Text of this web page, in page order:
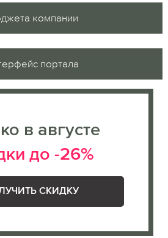
компании
портала
в августе
до -26%
СКИДКУ